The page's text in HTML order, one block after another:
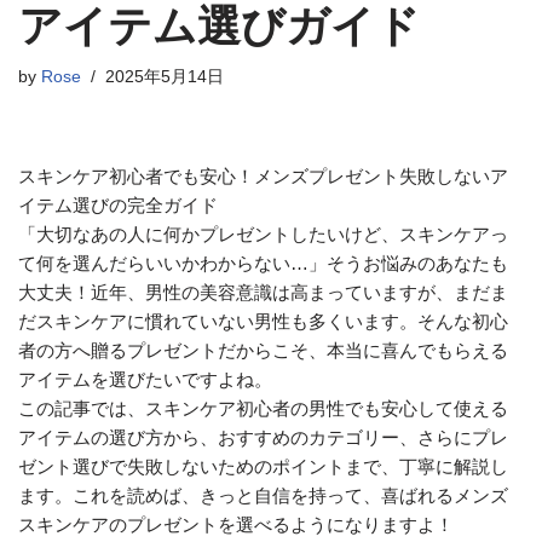
ッ
プ
アイテム選びガイド
by Rose 2025年5月14日
スキンケア初心者でも安心！メンズプレゼント失敗しないア
イテム選びの完全ガイド
「大切なあの人に何かプレゼントしたいけど、スキンケアっ
て何を選んだらいいかわからない…」そうお悩みのあなたも
大丈夫！近年、男性の美容意識は高まっていますが、まだま
だスキンケアに慣れていない男性も多くいます。そんな初心
者の方へ贈るプレゼントだからこそ、本当に喜んでもらえる
アイテムを選びたいですよね。
この記事では、スキンケア初心者の男性でも安心して使える
アイテムの選び方から、おすすめのカテゴリー、さらにプレ
ゼント選びで失敗しないためのポイントまで、丁寧に解説し
ます。これを読めば、きっと自信を持って、喜ばれるメンズ
スキンケアのプレゼントを選べるようになりますよ！